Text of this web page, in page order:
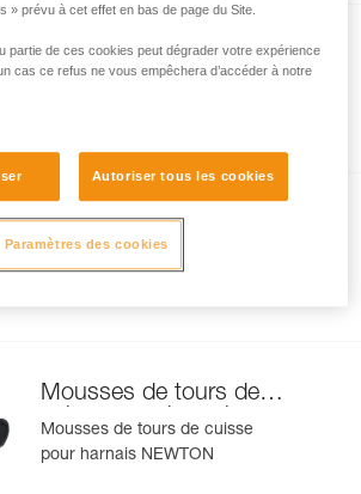
NEWTON® FAST
version européenne
NEWTON® FAST
version internationale
Mousses de tours de
cuisse pour harnais
NEWTON®
Mousses de tours de cuisse
pour harnais NEWTON
» prévu à cet effet en bas de page du Site.
partie de ces cookies peut dégrader votre expérience
cas ce refus ne vous empêchera d’accéder à notre
Autoriser tous les cookies
Paramètres des cookies